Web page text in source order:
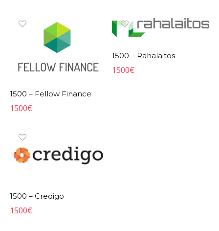
1500 – Fellow Finance
1500€
1500 – Rahalaitos
1500€
1500 – Credigo
1500€